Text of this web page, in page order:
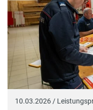
10.03.2026 /